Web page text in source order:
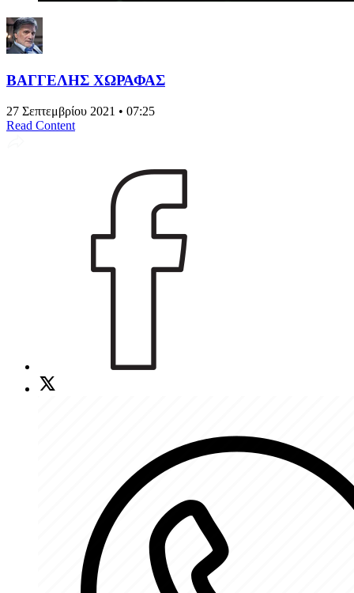
ΒΑΓΓΕΛΗΣ ΧΩΡΑΦΑΣ
27 Σεπτεμβρίου 2021 • 07:25
Read Content